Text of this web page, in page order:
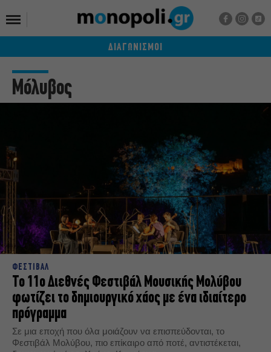
ΔΙΑΓΩΝΙΣΜΟΙ
Μόλυβος
ΦΕΣΤΙΒΑΛ
Το 11ο Διεθνές Φεστιβάλ Μουσικής Μολύβου
φωτίζει το δημιουργικό χάος με ένα ιδιαίτερο
πρόγραμμα
Σε μια εποχή που όλα μοιάζουν να επισπεύδονται, το
Φεστιβάλ Μολύβου, πιο επίκαιρο από ποτέ, αντιστέκεται,